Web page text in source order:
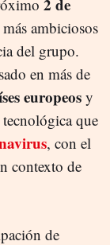
2 de
más ambiciosos
del grupo.
en más de
europeos y
que
, con el
contexto de
de